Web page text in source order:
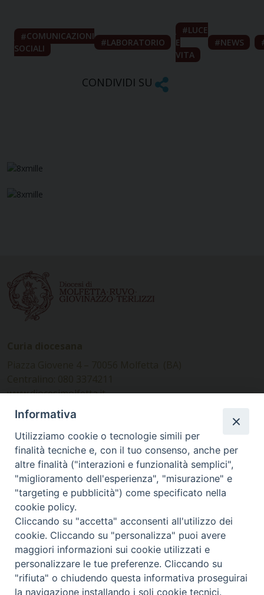
COMUNICAZIONI
SOCIALI
LABORATORIO
LUCE
E
VITA
NEWS
CONDIVIDI SU
www.diocesimolfetta.it –
diocesimolfetta@pec.chiesacattolica.it
Ufficio Comunicazioni sociali
Piazza Giovene 4 – 70056 Molfetta (BA)
comunicazionisociali@diocesimolfetta.it
SEGUICI SU
Facebook
Instagram
X YouTube
Feed
Privacy Policy - trasparenza
Informativa
Utilizziamo cookie o tecnologie simili per
finalità tecniche e, con il tuo consenso, anche per
altre finalità ("interazioni e funzionalità semplici",
"miglioramento dell'esperienza", "misurazione" e
"targeting e pubblicità") come specificato nella
cookie policy.
Cliccando su "accetta" acconsenti all'utilizzo dei
cookie. Cliccando su "personalizza" puoi avere
maggiori informazioni sui cookie utilizzati e
personalizzare le tue preferenze. Cliccando su
"rifiuta" o chiudendo questa informativa proseguirai
la navigazione installando i soli cookie tecnici.